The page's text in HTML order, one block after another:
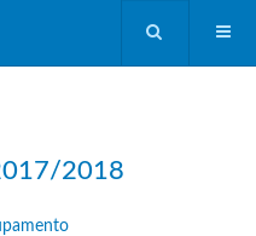
2018